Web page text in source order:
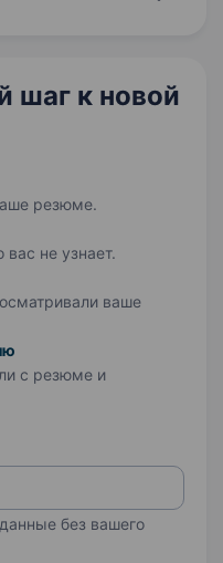
шаг к новой
резюме.
не узнает.
ваше
с резюме и
без вашего